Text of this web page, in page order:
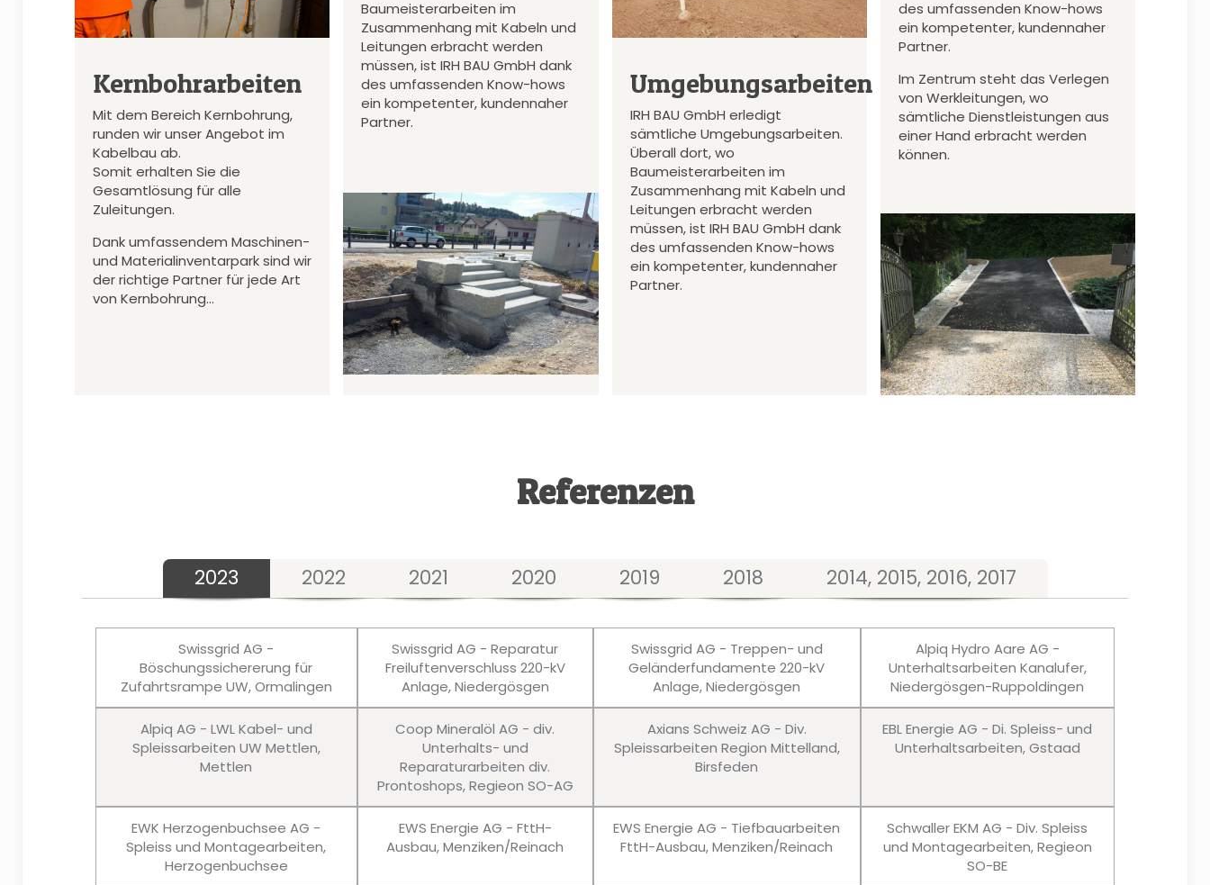
Kernbohrarbeiten
Mit dem Bereich Kernbohrung,
runden wir unser Angebot im
Kabelbau ab.
Somit erhalten Sie die
Gesamtlösung für alle
Zuleitungen.
Dank umfassendem Maschinen-
und Materialinventarpark sind wir
der richtige Partner für jede Art
von Kernbohrung…
Baumeisterarbeiten im
Zusammenhang mit Kabeln und
Leitungen erbracht werden
müssen, ist IRH BAU GmbH dank
des umfassenden Know-hows
ein kompetenter, kundennaher
Partner.
Umgebungsarbeiten
IRH BAU GmbH erledigt
sämtliche Umgebungsarbeiten.
Überall dort, wo
Baumeisterarbeiten im
Zusammenhang mit Kabeln und
Leitungen erbracht werden
müssen, ist IRH BAU GmbH dank
des umfassenden Know-hows
ein kompetenter, kundennaher
Partner.
des umfassenden Know-hows
ein kompetenter, kundennaher
Partner.
Im Zentrum steht das Verlegen
von Werkleitungen, wo
sämtliche Dienstleistungen aus
einer Hand erbracht werden
können.
Referenzen
2023 2022 2021 2020 2019 2018 2014, 2015, 2016, 2017
Swissgrid AG -
Böschungssichererung für
Zufahrtsrampe UW, Ormalingen
Swissgrid AG - Reparatur
Freiluftenverschluss 220-kV
Anlage, Niedergösgen
Swissgrid AG - Treppen- und
Geländerfundamente 220-kV
Anlage, Niedergösgen
Alpiq Hydro Aare AG -
Unterhaltsarbeiten Kanalufer,
Niedergösgen-Ruppoldingen
Alpiq AG - LWL Kabel- und
Spleissarbeiten UW Mettlen,
Mettlen
Coop Mineralöl AG - div.
Unterhalts- und
Reparaturarbeiten div.
Prontoshops, Regieon SO-AG
Axians Schweiz AG - Div.
Spleissarbeiten Region Mittelland,
Birsfeden
EBL Energie AG - Di. Spleiss- und
Unterhaltsarbeiten, Gstaad
EWK Herzogenbuchsee AG -
Spleiss und Montagearbeiten,
Herzogenbuchsee
EWS Energie AG - FttH-
Ausbau, Menziken/Reinach
EWS Energie AG - Tiefbauarbeiten
FttH-Ausbau, Menziken/Reinach
Schwaller EKM AG - Div. Spleiss
und Montagearbeiten, Regieon
SO-BE